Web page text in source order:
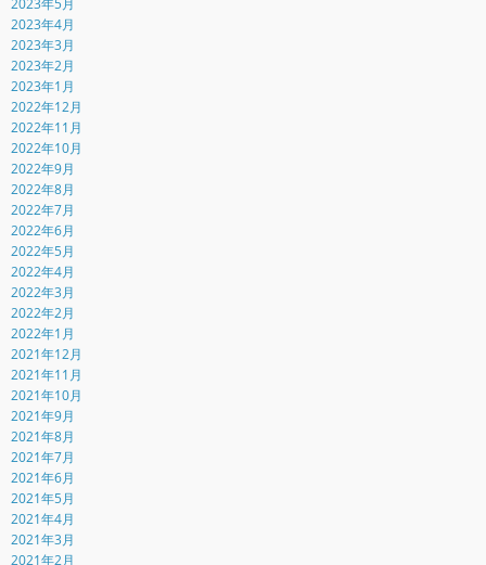
2023年4月
2023年3月
2023年2月
2023年1月
2022年12月
2022年11月
2022年10月
2022年9月
2022年8月
2022年7月
2022年6月
2022年5月
2022年4月
2022年3月
2022年2月
2022年1月
2021年12月
2021年11月
2021年10月
2021年9月
2021年8月
2021年7月
2021年6月
2021年5月
2021年4月
2021年3月
2021年2月